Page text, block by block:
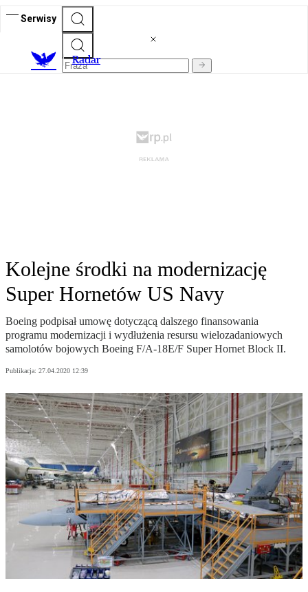
Serwisy
Radar
Kolejne środki na modernizację
Super Hornetów US Navy
Boeing podpisał umowę dotyczącą dalszego finansowania
programu modernizacji i wydłużenia resursu wielozadaniowych
samolotów bojowych Boeing F/A-18E/F Super Hornet Block II.
Publikacja: 27.04.2020 12:39